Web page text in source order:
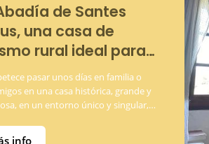
de Santes
una casa de
rural ideal para
y amigos
pasar unos días en familia o
en una casa histórica, grande y
en un entorno único y singular, y
la Casa Rural L'Abadia de
info